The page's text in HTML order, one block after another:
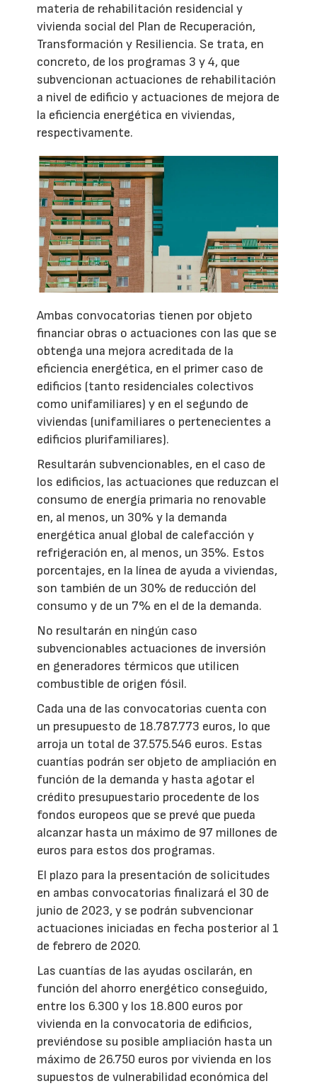
materia de rehabilitación residencial y
vivienda social del Plan de Recuperación,
Transformación y Resiliencia. Se trata, en
concreto, de los programas 3 y 4, que
subvencionan actuaciones de rehabilitación
a nivel de edificio y actuaciones de mejora de
la eficiencia energética en viviendas,
respectivamente.
Ambas convocatorias tienen por objeto
financiar obras o actuaciones con las que se
obtenga una mejora acreditada de la
eficiencia energética, en el primer caso de
edificios (tanto residenciales colectivos
como unifamiliares) y en el segundo de
viviendas (unifamiliares o pertenecientes a
edificios plurifamiliares).
Resultarán subvencionables, en el caso de
los edificios, las actuaciones que reduzcan el
consumo de energía primaria no renovable
en, al menos, un 30% y la demanda
energética anual global de calefacción y
refrigeración en, al menos, un 35%. Estos
porcentajes, en la línea de ayuda a viviendas,
son también de un 30% de reducción del
consumo y de un 7% en el de la demanda.
No resultarán en ningún caso
subvencionables actuaciones de inversión
en generadores térmicos que utilicen
combustible de origen fósil.
Cada una de las convocatorias cuenta con
un presupuesto de 18.787.773 euros, lo que
arroja un total de 37.575.546 euros. Estas
cuantías podrán ser objeto de ampliación en
función de la demanda y hasta agotar el
crédito presupuestario procedente de los
fondos europeos que se prevé que pueda
alcanzar hasta un máximo de 97 millones de
euros para estos dos programas.
El plazo para la presentación de solicitudes
en ambas convocatorias finalizará el 30 de
junio de 2023, y se podrán subvencionar
actuaciones iniciadas en fecha posterior al 1
de febrero de 2020.
Las cuantías de las ayudas oscilarán, en
función del ahorro energético conseguido,
entre los 6.300 y los 18.800 euros por
vivienda en la convocatoria de edificios,
previéndose su posible ampliación hasta un
máximo de 26.750 euros por vivienda en los
supuestos de vulnerabilidad económica del